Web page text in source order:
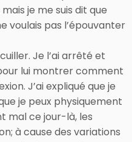
je me suis dit que
voulais pas l’épouvanter
Je l’ai arrêté et
lui montrer comment
J’ai expliqué que je
je peux physiquement
mal ce jour-là, les
à cause des variations